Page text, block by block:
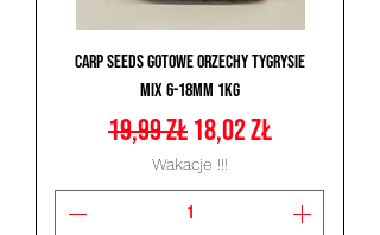
Carp Seeds Gotowe Orzechy Tygrysie
Mix 6-18mm 1kg
Regularna cena
19,99 złCena rabatowa
18,02 zł
Wakacje !!!